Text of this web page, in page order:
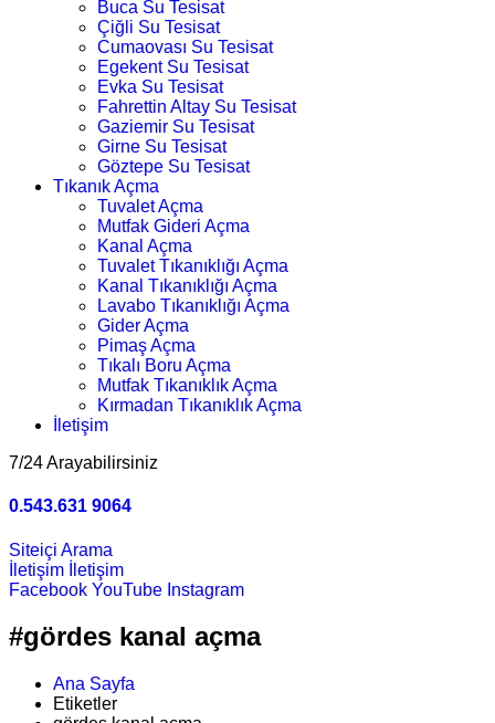
Buca Su Tesisat
Çiğli Su Tesisat
Cumaovası Su Tesisat
Egekent Su Tesisat
Evka Su Tesisat
Fahrettin Altay Su Tesisat
Gaziemir Su Tesisat
Girne Su Tesisat
Göztepe Su Tesisat
Tıkanık Açma
Tuvalet Açma
Mutfak Gideri Açma
Kanal Açma
Tuvalet Tıkanıklığı Açma
Kanal Tıkanıklığı Açma
Lavabo Tıkanıklığı Açma
Gider Açma
Pimaş Açma
Tıkalı Boru Açma
Mutfak Tıkanıklık Açma
Kırmadan Tıkanıklık Açma
İletişim
7/24 Arayabilirsiniz
0.543.631 9064
Siteiçi Arama
İletişim
İletişim
Facebook YouTube Instagram
#gördes kanal açma
Ana Sayfa
Etiketler